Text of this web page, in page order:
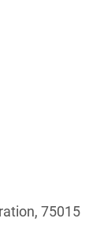
75015